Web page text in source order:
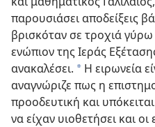
παρουσιάσει αποδείξεις
βρισκόταν σε τροχιά
ενώπιον της Ιεράς
ανακαλέσει. a Η ειρωνεία
αναγνώριζε πως η
προοδευτική και
να είχαν υιοθετήσει και